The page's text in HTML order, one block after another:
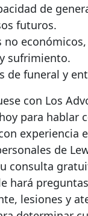
de
futuros.
no
sufrimiento.
de funeral y
con Los
para hablar
experiencia
de
consulta
hará
lesiones y